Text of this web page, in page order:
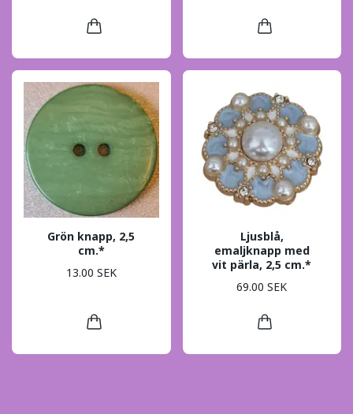
Grön knapp, 2,5
cm.*
13.00 SEK
Ljusblå,
emaljknapp med
vit pärla, 2,5 cm.*
69.00 SEK